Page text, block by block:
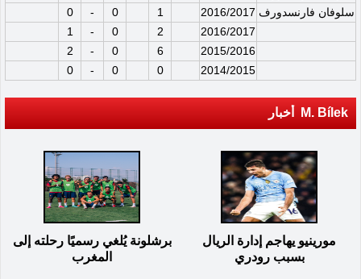
سلوفان فارنسدورف 2016/2017
1
0
-
0
2016/2017
2
0
-
1
2015/2016
6
0
-
2
2014/2015
0
0
-
0
M. Bílek أخبار
مورينيو يهاجم إدارة الريال
بسبب رودري
برشلونة يُلغي رسميًا رحلته إلى
المغرب